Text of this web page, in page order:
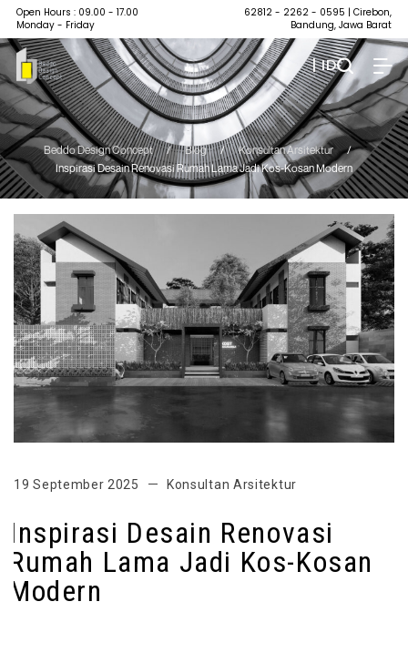
Open Hours : 09.00 - 17.00
Monday - Friday
62812 - 2262 - 0595 | Cirebon,
Bandung, Jawa Barat
| ID
Beddo Design Concept / Blog / Konsultan Arsitektur
/
Inspirasi Desain Renovasi Rumah Lama Jadi Kos-Kosan Modern
19 September 2025 Konsultan Arsitektur
Inspirasi Desain Renovasi
Rumah Lama Jadi Kos-Kosan
Modern